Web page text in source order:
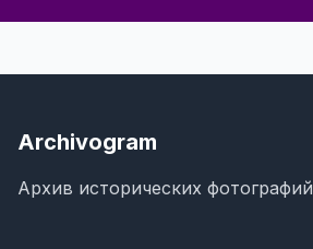
Archivogram
Архив исторических фотографий